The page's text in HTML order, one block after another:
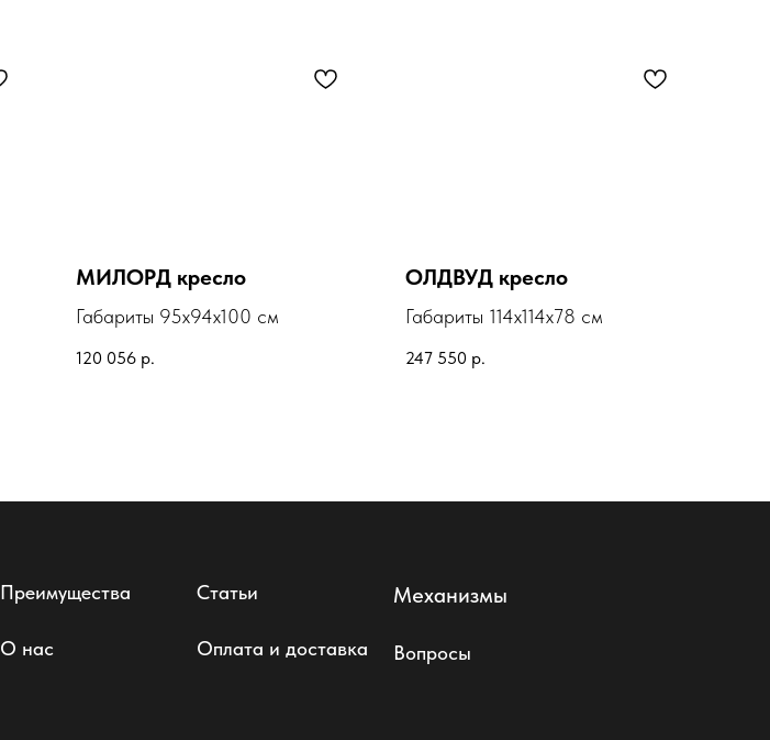
МИЛОРД кресло
Габариты 95х94х100 см
120 056 р.
ОЛДВУД кресло
Габариты 114х114х78 см
247 550 р.
Преимущества
О нас
Статьи
Оплата и доставка
Механизмы
Вопросы